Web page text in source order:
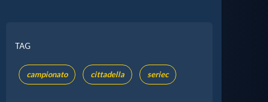
TAG
campionato cittadella seriec